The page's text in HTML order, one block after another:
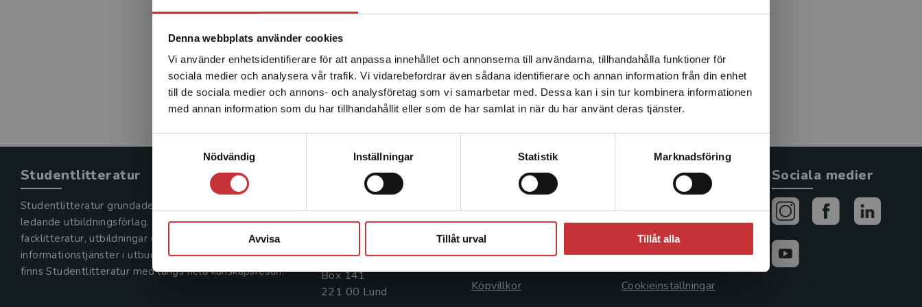
Denna webbplats använder cookies
Vi använder enhetsidentifierare för att anpassa innehållet och annonserna till användarna, tillhandahålla funktioner för
sociala medier och analysera vår trafik. Vi vidarebefordrar även sådana identifierare och annan information från din enhet
till de sociala medier och annons- och analysföretag som vi samarbetar med. Dessa kan i sin tur kombinera informationen
med annan information som du har tillhandahållit eller som de har samlat in när du har använt deras tjänster.
Nödvändig
Inställningar Statistik Marknadsföring
Avvisa Tillåt urval Tillåt alla
Det verkar som att du besöker studentlitteratur.se via en
enhet utanför Sverige. Vi erbjuder inte leveranser utanför
Sverige. För att kunna slutföra ett köp måste
leveransadressen vara i Sverige.Läs mer
and Ethnicities. Her current work focuses on concepts, strategies and tools
that may help us better design organizations and initiatives aiming at social
change in general, and the dissolution of the immigrant condition in
particular. [E-mail: eb.lpf@cbs.dk]-
Studentlitteratur
Studentlitteratur grundades 1963 och är idag Sveriges
ledande utbildningsförlag. Med läromedel, kurslitteratur,
facklitteratur, utbildningar och digitala
informationstjänster i utbudet,
finns Studentlitteratur med längs hela kunskapsresan.
Kontakta oss
Postadress:
Box 141
221 00 Lund
Kundservice
046-31 21 00
Frågor och svar
Köpvillkor
Allmänna länkar
Avtal och rättigheter
Cookies
Cookieinställningar
Sociala medier